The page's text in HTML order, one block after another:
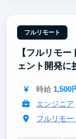
【ポイント②
長角度を高め
AI Agentの実
確立してい
クライアント
を目指す方
フルリモート
【フルリモ
ェント開発に
時給 1,500
エンジニア
フルリモー